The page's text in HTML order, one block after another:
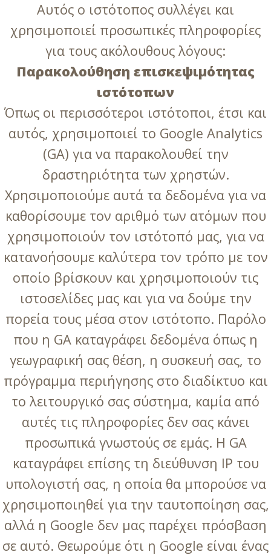
Αυτός ο ιστότοπος συλλέγει και
χρησιμοποιεί προσωπικές πληροφορίες
για τους ακόλουθους λόγους:
Παρακολούθηση επισκεψιμότητας
ιστότοπων
Όπως οι περισσότεροι ιστότοποι, έτσι και
αυτός, χρησιμοποιεί το Google Analytics
(GA) για να παρακολουθεί την
δραστηριότητα των χρηστών.
Χρησιμοποιούμε αυτά τα δεδομένα για να
καθορίσουμε τον αριθμό των ατόμων που
χρησιμοποιούν τον ιστότοπό μας, για να
κατανοήσουμε καλύτερα τον τρόπο με τον
οποίο βρίσκουν και χρησιμοποιούν τις
ιστοσελίδες μας και για να δούμε την
πορεία τους μέσα στον ιστότοπο. Παρόλο
που η GA καταγράφει δεδομένα όπως η
γεωγραφική σας θέση, η συσκευή σας, το
πρόγραμμα περιήγησης στο διαδίκτυο και
το λειτουργικό σας σύστημα, καμία από
αυτές τις πληροφορίες δεν σας κάνει
προσωπικά γνωστούς σε εμάς. Η GA
καταγράφει επίσης τη διεύθυνση IP του
υπολογιστή σας, η οποία θα μπορούσε να
χρησιμοποιηθεί για την ταυτοποίηση σας,
αλλά η Google δεν μας παρέχει πρόσβαση
σε αυτό. Θεωρούμε ότι η Google είναι ένας